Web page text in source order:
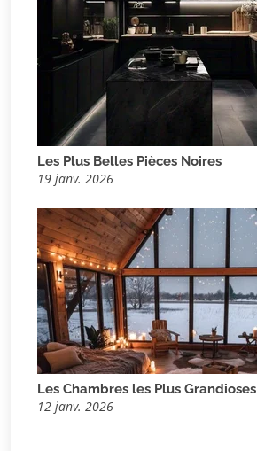
Les Plus Belles Pièces Noires
19 janv. 2026
Les Chambres les Plus Grandioses
12 janv. 2026